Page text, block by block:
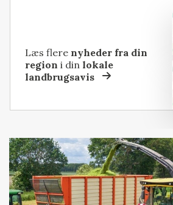
Læs flere nyheder fra din
region i dinlokale
landbrugsavis